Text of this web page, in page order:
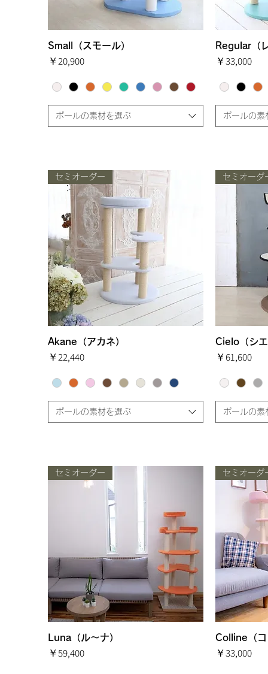
クイックビュー
Small（スモール）
価格
￥20,900
ポールの素材を選ぶ
Regular（
価格
￥33,000
ポールの素
クイックビュー
セミオーダー
Akane（アカネ）
価格
￥22,440
ポールの素材を選ぶ
セミオーダ
Cielo（シ
価格
￥61,600
ポールの素
クイックビュー
セミオーダー
Luna（ル～ナ）
価格
￥59,400
セミオーダ
Colline（コ
価格
￥33,000